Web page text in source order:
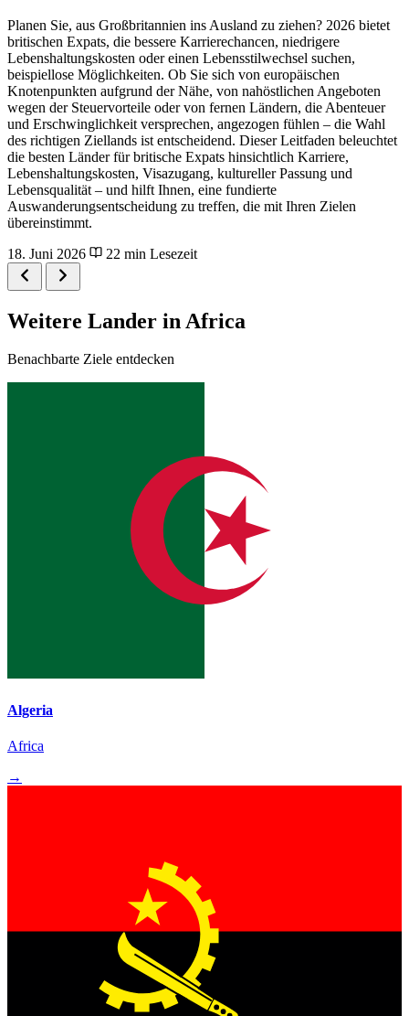
Planen Sie, aus Großbritannien ins Ausland zu ziehen? 2026 bietet
britischen Expats, die bessere Karrierechancen, niedrigere
Lebenshaltungskosten oder einen Lebensstilwechsel suchen,
beispiellose Möglichkeiten. Ob Sie sich von europäischen
Knotenpunkten aufgrund der Nähe, von nahöstlichen Angeboten
wegen der Steuervorteile oder von fernen Ländern, die Abenteuer
und Erschwinglichkeit versprechen, angezogen fühlen – die Wahl
des richtigen Ziellands ist entscheidend. Dieser Leitfaden beleuchtet
die besten Länder für britische Expats hinsichtlich Karriere,
Lebenshaltungskosten, Visazugang, kultureller Passung und
Lebensqualität – und hilft Ihnen, eine fundierte
Auswanderungsentscheidung zu treffen, die mit Ihren Zielen
übereinstimmt.
18. Juni 2026
22 min Lesezeit
Weitere Lander in Africa
Benachbarte Ziele entdecken
Algeria
Africa
→